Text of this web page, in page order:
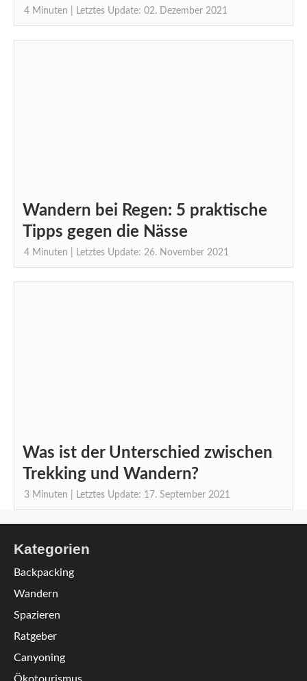
4 Minuten | Letztes Update: 02. Dezember 2021
Wandern bei Regen: 5 praktische
Tipps gegen die Nässe
4 Minuten | Letztes Update: 26. November 2021
Was ist der Unterschied zwischen
Trekking und Wandern?
3 Minuten | Letztes Update: 17. September 2021
Kategorien
Backpacking
Wandern
Spazieren
Ratgeber
Canyoning
Ökotourismus